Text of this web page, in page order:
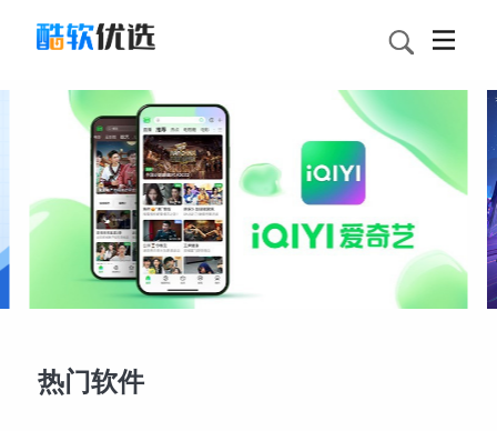
热门软件